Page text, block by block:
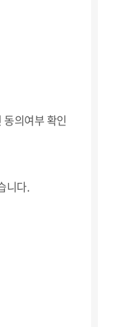
의여부 확인
니다.